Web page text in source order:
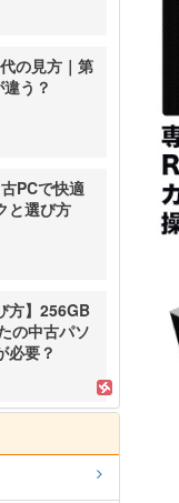
の見方｜第
う？
PCで快適
と選び方
方】256GB
の中古パソ
必要？